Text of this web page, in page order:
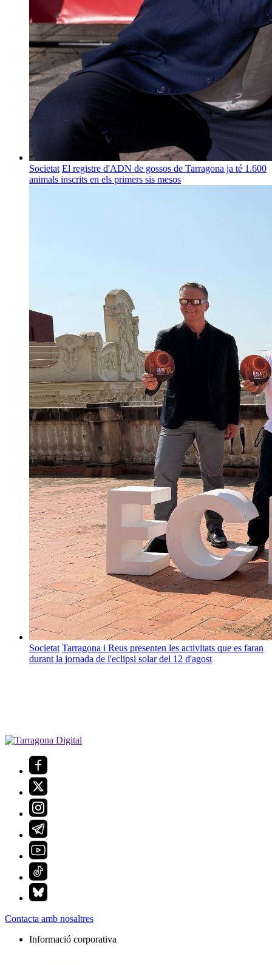
Societat El registre d'ADN de gossos de Tarragona ja té 1.600
animals inscrits en els primers sis mesos
Societat Tarragona i Reus presenten les activitats que es faran
durant la jornada de l'eclipsi solar del 12 d'agost
Contacta amb nosaltres
Informació corporativa